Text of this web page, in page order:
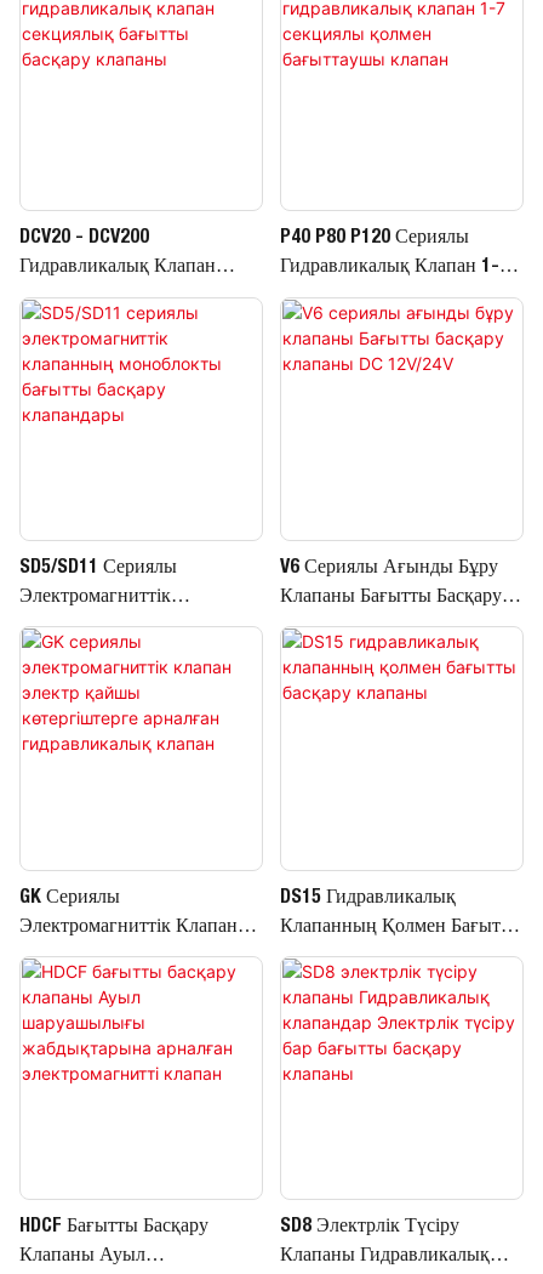
DCV20 - DCV200
Гидравликалық Клапан
Секциялық Бағытты Басқару
Клапаны
P40 P80 P120 Сериялы
Гидравликалық Клапан 1-7
Секциялы Қолмен
Бағыттаушы Клапан
SD5/SD11 Сериялы
Электромагниттік
Клапанның Моноблокты
Бағытты Басқару
Клапандары
V6 Сериялы Ағынды Бұру
Клапаны Бағытты Басқару
Клапаны DC 12V/24V
GK Сериялы
Электромагниттік Клапан
Электр Қайшы
Көтергіштерге Арналған
Гидравликалық Клапан
DS15 Гидравликалық
Клапанның Қолмен Бағытты
Басқару Клапаны
HDCF Бағытты Басқару
Клапаны Ауыл
SD8 Электрлік Түсіру
Клапаны Гидравликалық